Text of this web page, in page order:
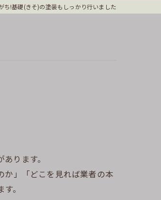
ち!基礎(きそ)の塗装もしっかり行いました
ります。
か」「どこを見れば業者の本
。